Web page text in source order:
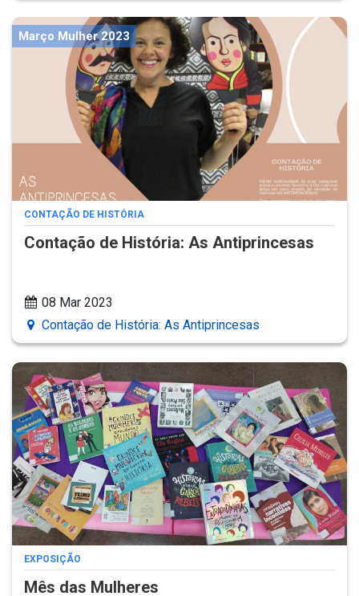
Março Mulher 2023
CONTAÇÃO DE HISTÓRIA
Contação de História: As Antiprincesas
08 Mar 2023
Contação de História: As Antiprincesas
EXPOSIÇÃO
Mês das Mulheres